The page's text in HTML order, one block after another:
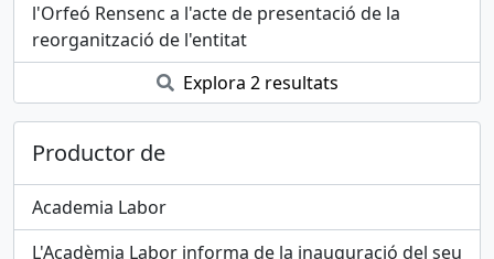
l'Orfeó Rensenc a l'acte de presentació de la
reorganització de l'entitat
Explora 2 resultats
Productor de
Academia Labor
L'Acadèmia Labor informa de la inauguració del seu